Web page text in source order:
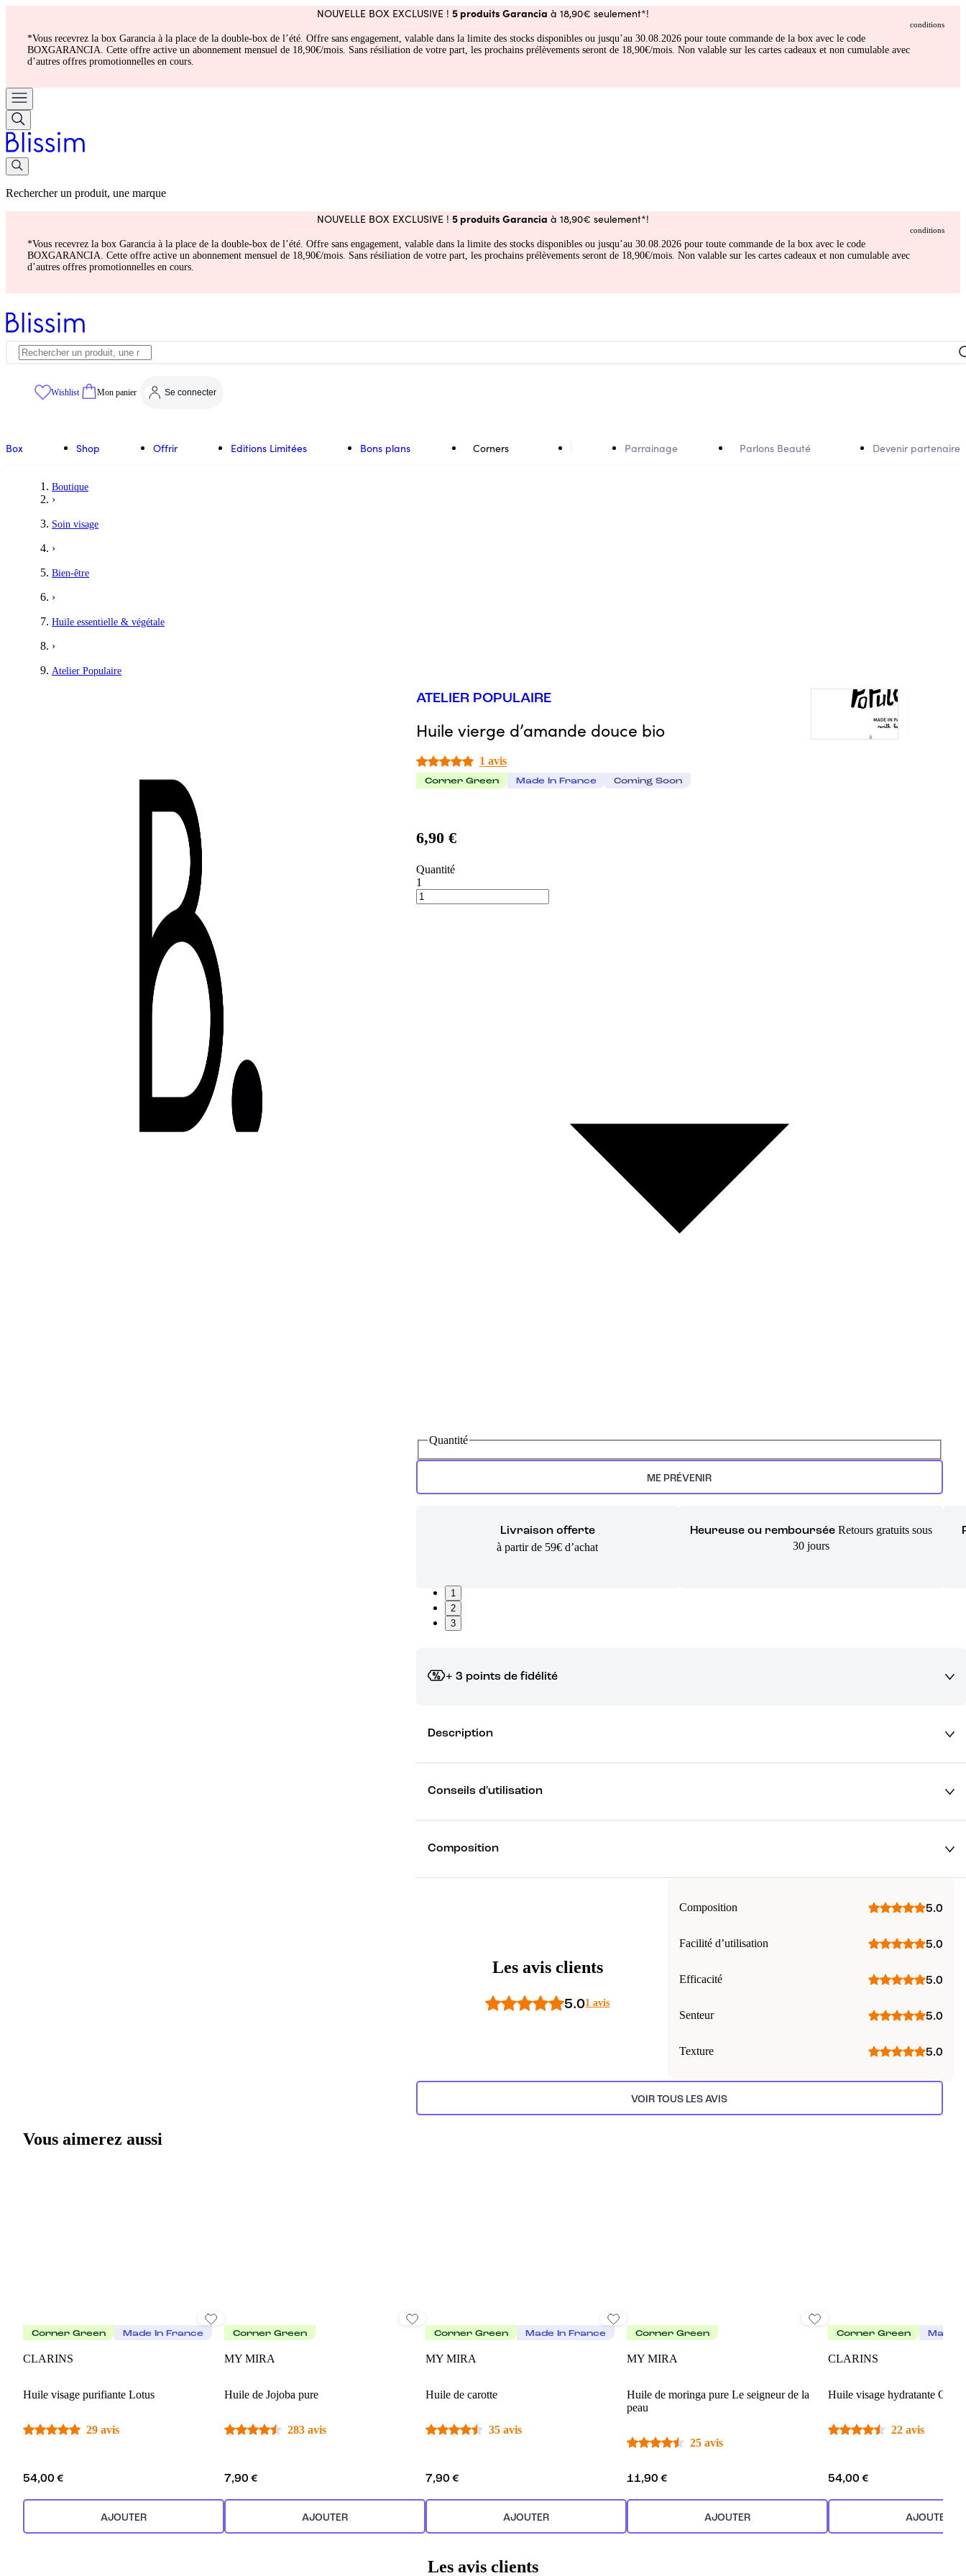
NOUVELLE BOX EXCLUSIVE ! 5 produits Garancia à 18,90€ seulement*!
conditions
*Vous recevrez la box Garancia à la place de la double-box de l’été. Offre sans engagement, valable dans la limite des stocks disponibles ou jusqu’au 30.08.2026 pour toute commande de la box avec le code
BOXGARANCIA. Cette offre active un abonnement mensuel de 18,90€/mois. Sans résiliation de votre part, les prochains prélèvements seront de 18,90€/mois. Non valable sur les cartes cadeaux et non cumulable avec
d’autres offres promotionnelles en cours.
Rechercher un produit, une marque
NOUVELLE BOX EXCLUSIVE ! 5 produits Garancia à 18,90€ seulement*!
conditions
*Vous recevrez la box Garancia à la place de la double-box de l’été. Offre sans engagement, valable dans la limite des stocks disponibles ou jusqu’au 30.08.2026 pour toute commande de la box avec le code
BOXGARANCIA. Cette offre active un abonnement mensuel de 18,90€/mois. Sans résiliation de votre part, les prochains prélèvements seront de 18,90€/mois. Non valable sur les cartes cadeaux et non cumulable avec
d’autres offres promotionnelles en cours.
Wishlist Mon panier Se connecter
Box Shop Offrir Editions Limitées Bons plans Corners Parrainage Parlons Beauté Devenir partenaire
Boutique
›
Soin visage
›
Bien-être
›
Huile essentielle & végétale
›
Atelier Populaire
ATELIER POPULAIRE
Huile vierge d’amande douce bio
1 avis
Corner Green Made In France Coming Soon
6,90 €
Quantité
1
Quantité
ME PRÉVENIR
Livraison offerte
à partir de 59€ d’achat
Heureuse ou remboursée Retours gratuits sous
30 jours
1
2
3
+ 3 points de fidélité
Description
Conseils d'utilisation
Composition
Les avis clients
5.01 avis
Composition 5.0
Facilité d’utilisation 5.0
Efficacité 5.0
Senteur 5.0
Texture 5.0
VOIR TOUS LES AVIS
Vous aimerez aussi
Corner Green Made In France
CLARINS
Huile visage purifiante Lotus
29 avis
54,00 €
AJOUTER
Corner Green
MY MIRA
Huile de Jojoba pure
283 avis
7,90 €
AJOUTER
Corner Green Made In France
MY MIRA
Huile de carotte
35 avis
7,90 €
AJOUTER
Corner Green
MY MIRA
Huile de moringa pure Le seigneur de la
peau
25 avis
11,90 €
AJOUTER
Corner Green Made
CLARINS
Huile visage hydratante
22 avis
54,00 €
AJOUTER
Les avis clients